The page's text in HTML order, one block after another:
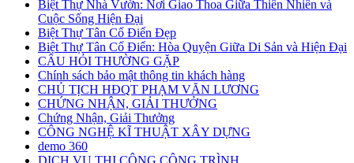
Biệt Thự Nhà Vườn: Nơi Giao Thoa Giữa Thiên Nhiên và
Cuộc Sống Hiện Đại
Biệt Thự Tân Cổ Điển Đẹp
Biệt Thự Tân Cổ Điển: Hòa Quyện Giữa Di Sản và Hiện Đại
CÂU HỎI THƯỜNG GẶP
Chính sách bảo mật thông tin khách hàng
CHỦ TỊCH HĐQT PHẠM VĂN LƯƠNG
CHỨNG NHẬN, GIẢI THƯỞNG
Chứng Nhận, Giải Thưởng
CÔNG NGHỆ KĨ THUẬT XÂY DỰNG
demo 360